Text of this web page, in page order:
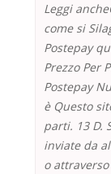
Leggi
come si
Postepay
Prezzo Per
Postepay
è Questo
parti. 13 D.
inviate da
o